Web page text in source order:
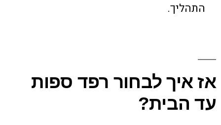
התהליך.
אז איך לבחור רפד ספות
עד הבית?